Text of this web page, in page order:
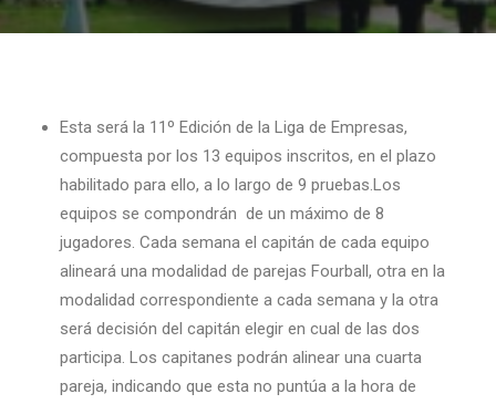
Esta será la 11º Edición de la Liga de Empresas,
compuesta por los 13 equipos inscritos, en el plazo
habilitado para ello, a lo largo de 9 pruebas.Los
equipos se compondrán de un máximo de 8
jugadores. Cada semana el capitán de cada equipo
alineará una modalidad de parejas Fourball, otra en la
modalidad correspondiente a cada semana y la otra
será decisión del capitán elegir en cual de las dos
participa. Los capitanes podrán alinear una cuarta
pareja, indicando que esta no puntúa a la hora de